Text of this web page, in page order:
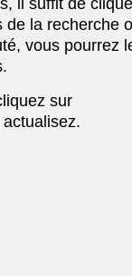
il suffit de
de la recherche
vous pourrez
sur